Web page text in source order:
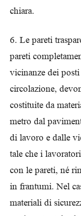
chiara.
6. Le pareti
pareti
vicinanze dei
circolazione,
costituite da
metro dal
di lavoro e dalle
tale che i
con le pareti, né
in frantumi. Nel
materiali di